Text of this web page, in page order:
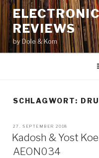
Zum
Inhalt
springen
REVIEWS
by Dole & Kom
SCHLAGWORT:
VERÖFFENTLICHT
27. SEPTEMBER 2018
Kadosh & Yost
AEON034